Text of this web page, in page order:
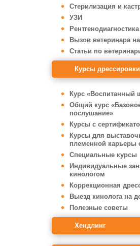
Стерилизация и
УЗИ
Рентгенодиагностика
Вызов ветеринара
Статьи по
Курсы
Курс «Воспитанный
Общий курс
послушание»
Курсы с
Курсы для
племенной карьеры
Специальные курсы
Индивидуальные
кинологом
Коррекционная
Выезд кинолога на
Полезные советы
Хендлинг